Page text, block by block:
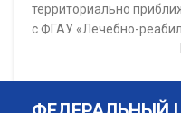
территориально
с ФГАУ «Лечебно-